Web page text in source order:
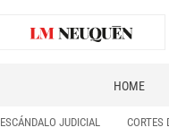
HOME
ESCÁNDALO JUDICIAL CORTES